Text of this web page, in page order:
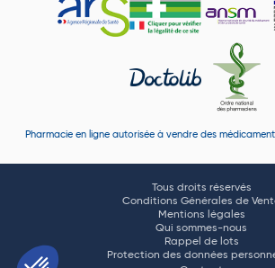
Pharmacie en ligne autorisée à vendre des
Tous droits réservés
Conditions Générales de
Mentions légales
Qui sommes-nous
Rappel de lots
Protection des données